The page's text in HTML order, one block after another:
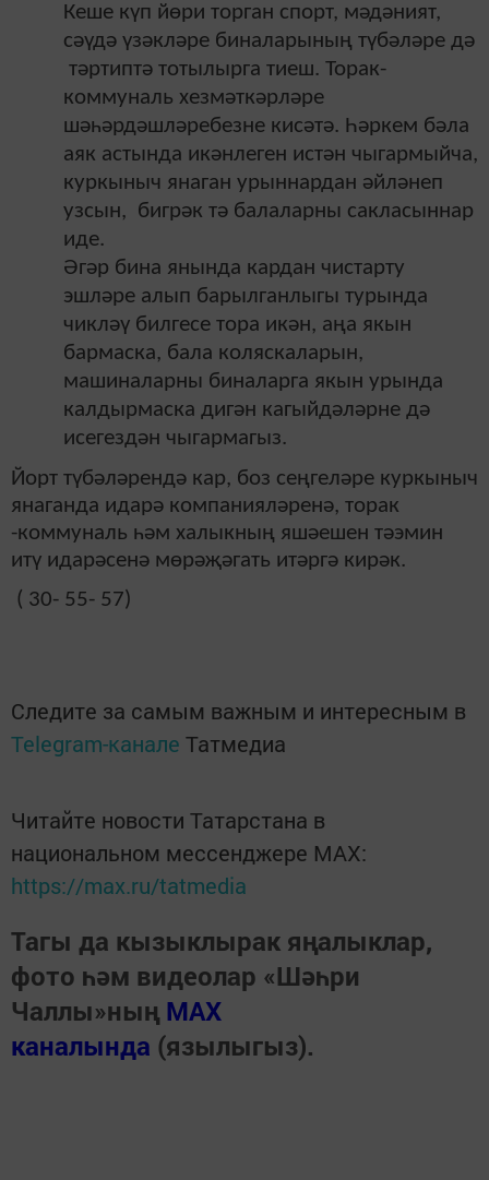
Кеше күп йөри торган спорт, мәдәният,
сәүдә үзәкләре биналарының түбәләре дә
тәртиптә тотылырга тиеш. Торак-
коммуналь хезмәткәрләре
шәһәрдәшләребезне кисәтә. Һәркем бәла
аяк астында икәнлеген истән чыгармыйча,
куркыныч янаган урыннардан әйләнеп
узсын, бигрәк тә балаларны сакласыннар
иде.
Әгәр бина янында кардан чистарту
эшләре алып барылганлыгы турында
чикләү билгесе тора икән, аңа якын
бармаска, бала коляскаларын,
машиналарны биналарга якын урында
калдырмаска дигән кагыйдәләрне дә
исегездән чыгармагыз.
Йорт түбәләрендә кар, боз сеңгеләре куркыныч
янаганда идарә компанияләренә, торак
-коммуналь һәм халыкның яшәешен тәэмин
итү идарәсенә мөрәҗәгать итәргә кирәк.
( 30- 55- 57)
Следите за самым важным и интересным в
Telegram-канале Татмедиа
Читайте новости Татарстана в
национальном мессенджере MАХ:
https://max.ru/tatmedia
Тагы да кызыклырак яңалыклар,
фото һәм видеолар «Шәһри
Чаллы»ның MAX
каналында (язылыгыз).